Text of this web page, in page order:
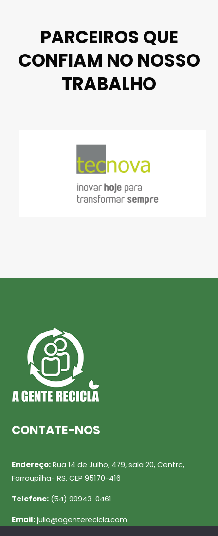
PARCEIROS QUE
CONFIAM NO NOSSO
TRABALHO
CONTATE-NOS
Endereço:Rua 14 de Julho, 479, sala 20, Centro,
Farroupilha- RS, CEP 95170-416
Telefone: (54) 99943-0461
Email:julio@agenterecicla.com